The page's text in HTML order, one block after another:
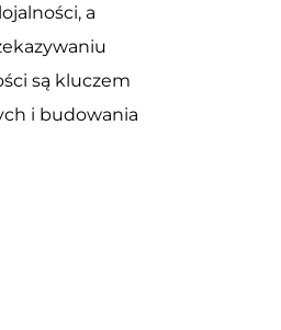
a
są kluczem
i budowania